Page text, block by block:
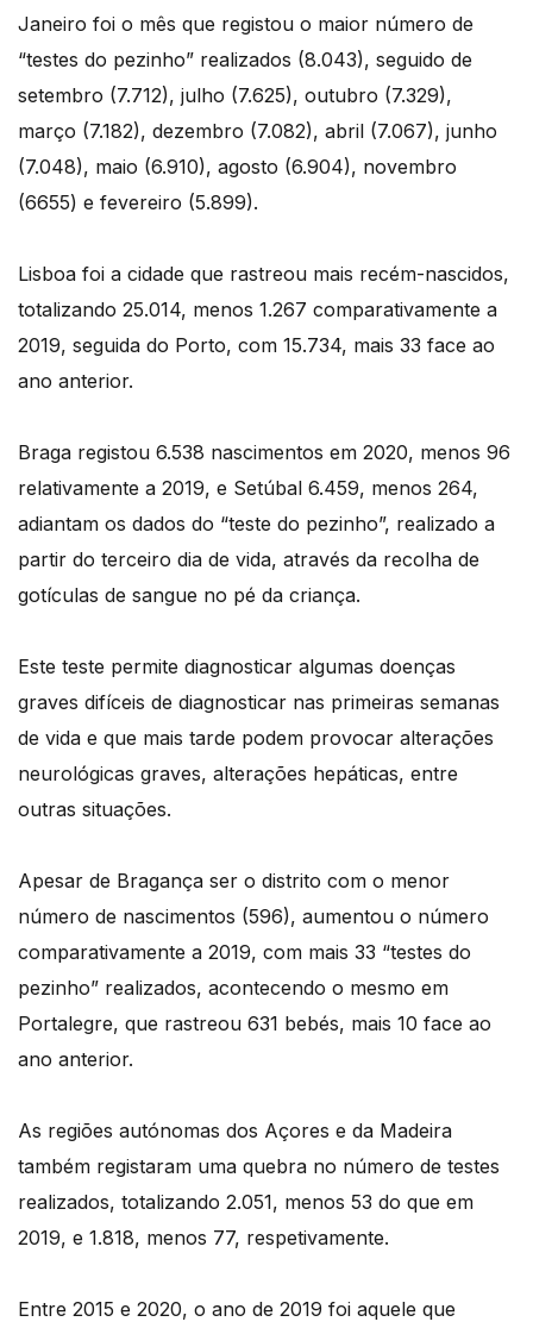
Janeiro foi o mês que registou o maior número de
“testes do pezinho” realizados (8.043), seguido de
setembro (7.712), julho (7.625), outubro (7.329),
março (7.182), dezembro (7.082), abril (7.067), junho
(7.048), maio (6.910), agosto (6.904), novembro
(6655) e fevereiro (5.899).
Lisboa foi a cidade que rastreou mais recém-nascidos,
totalizando 25.014, menos 1.267 comparativamente a
2019, seguida do Porto, com 15.734, mais 33 face ao
ano anterior.
Braga registou 6.538 nascimentos em 2020, menos 96
relativamente a 2019, e Setúbal 6.459, menos 264,
adiantam os dados do “teste do pezinho”, realizado a
partir do terceiro dia de vida, através da recolha de
gotículas de sangue no pé da criança.
Este teste permite diagnosticar algumas doenças
graves difíceis de diagnosticar nas primeiras semanas
de vida e que mais tarde podem provocar alterações
neurológicas graves, alterações hepáticas, entre
outras situações.
Apesar de Bragança ser o distrito com o menor
número de nascimentos (596), aumentou o número
comparativamente a 2019, com mais 33 “testes do
pezinho” realizados, acontecendo o mesmo em
Portalegre, que rastreou 631 bebés, mais 10 face ao
ano anterior.
As regiões autónomas dos Açores e da Madeira
também registaram uma quebra no número de testes
realizados, totalizando 2.051, menos 53 do que em
2019, e 1.818, menos 77, respetivamente.
Entre 2015 e 2020, o ano de 2019 foi aquele que